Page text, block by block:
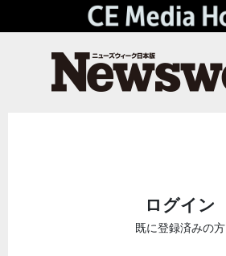
ログイン
既に登録済みの方